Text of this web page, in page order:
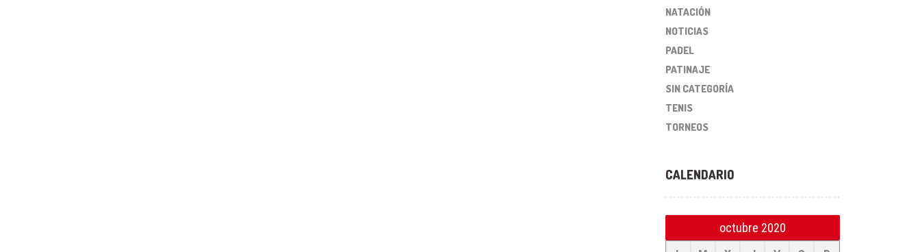
NATACIÓN
NOTICIAS
PADEL
PATINAJE
SIN CATEGORÍA
TENIS
TORNEOS
CALENDARIO
octubre 2020